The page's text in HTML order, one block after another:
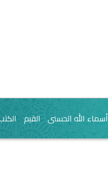
أسماء الله الحسنى القيم